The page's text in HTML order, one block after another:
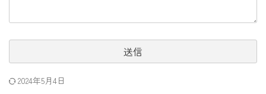
2024年5月4日